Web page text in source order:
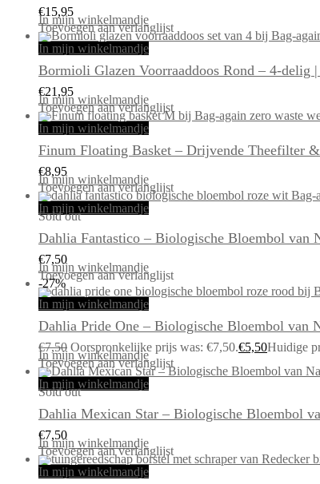
€15,95
In mijn winkelmandje
Toevoegen aan verlanglijst
In mijn winkelmandje
Bormioli Glazen Voorraaddoos Rond – 4-delig
€21,95
In mijn winkelmandje
Toevoegen aan verlanglijst
In mijn winkelmandje
Finum Floating Basket – Drijvende Theefilter
€8,95
In mijn winkelmandje
Toevoegen aan verlanglijst
In mijn winkelmandje
Sold out
Dahlia Fantastico – Biologische Bloembol van
€7,50
In mijn winkelmandje
Toevoegen aan verlanglijst
-27%
In mijn winkelmandje
Dahlia Pride One – Biologische Bloembol van
€7,50 Oorspronkelijke prijs was: €7,50.€5,50Huidige
In mijn winkelmandje
Toevoegen aan verlanglijst
In mijn winkelmandje
Sold out
Dahlia Mexican Star – Biologische Bloembol
€7,50
In mijn winkelmandje
Toevoegen aan verlanglijst
In mijn winkelmandje